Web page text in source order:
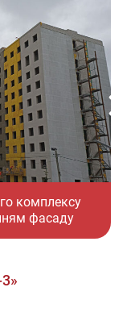
комплексу
фасаду